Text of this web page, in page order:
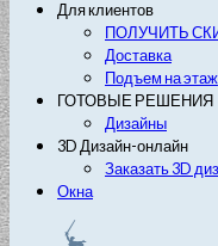
Для клиентов
ПОЛУЧИТЬ
Доставка
Подъем на этаж
ГОТОВЫЕ РЕШЕНИЯ
Дизайны
3D Дизайн-онлайн
Заказать 3D
Окна